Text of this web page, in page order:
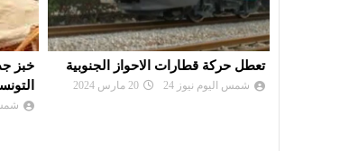
خبز جديد مدّعم قريبا في الأسواق
التونسية
مزيد
شمس